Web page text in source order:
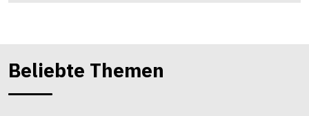
Beliebte Themen